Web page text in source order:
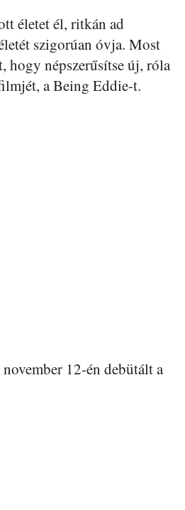
életet él, ritkán ad
szigorúan óvja. Most
hogy népszerűsítse új, róla
a Being Eddie-t.
12-én debütált a